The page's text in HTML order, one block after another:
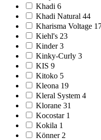
Khadi 6
Khadi Natural 44
Kharisma Voltage
Kiehl's 23
Kinder 3
Kinky-Curly 3
KIS 9
Kitoko 5
Kleona 19
Kleral System 4
Klorane 31
Kocostar 1
Kokila 1
Könner 2